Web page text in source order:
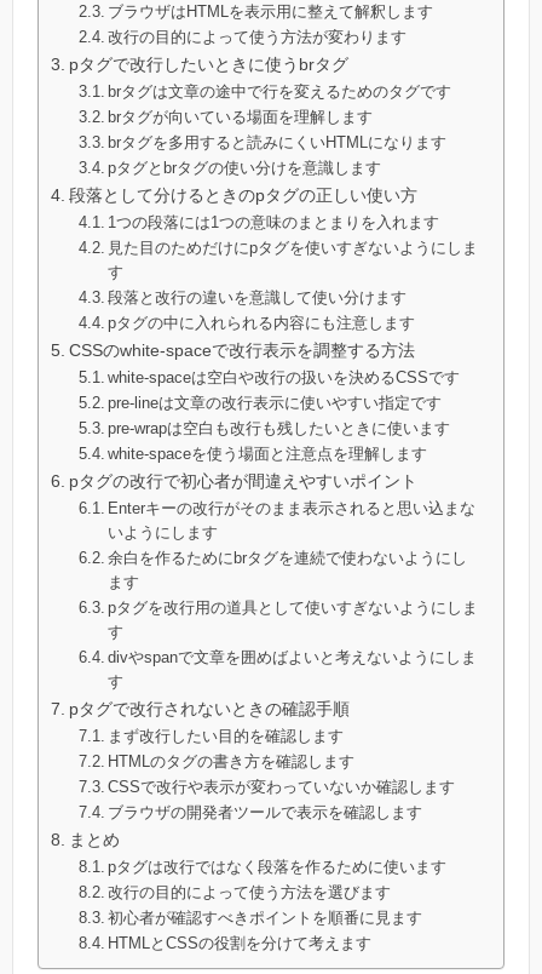
ブラウザはHTMLを表示用に整えて解釈します
改行の目的によって使う方法が変わります
pタグで改行したいときに使うbrタグ
brタグは文章の途中で行を変えるためのタグです
brタグが向いている場面を理解します
brタグを多用すると読みにくいHTMLになります
pタグとbrタグの使い分けを意識します
段落として分けるときのpタグの正しい使い方
1つの段落には1つの意味のまとまりを入れます
見た目のためだけにpタグを使いすぎないようにしま
す
段落と改行の違いを意識して使い分けます
pタグの中に入れられる内容にも注意します
CSSのwhite-spaceで改行表示を調整する方法
white-spaceは空白や改行の扱いを決めるCSSです
pre-lineは文章の改行表示に使いやすい指定です
pre-wrapは空白も改行も残したいときに使います
white-spaceを使う場面と注意点を理解します
pタグの改行で初心者が間違えやすいポイント
Enterキーの改行がそのまま表示されると思い込まな
いようにします
余白を作るためにbrタグを連続で使わないようにし
ます
pタグを改行用の道具として使いすぎないようにしま
す
divやspanで文章を囲めばよいと考えないようにしま
す
pタグで改行されないときの確認手順
まず改行したい目的を確認します
HTMLのタグの書き方を確認します
CSSで改行や表示が変わっていないか確認します
ブラウザの開発者ツールで表示を確認します
まとめ
pタグは改行ではなく段落を作るために使います
改行の目的によって使う方法を選びます
初心者が確認すべきポイントを順番に見ます
HTMLとCSSの役割を分けて考えます